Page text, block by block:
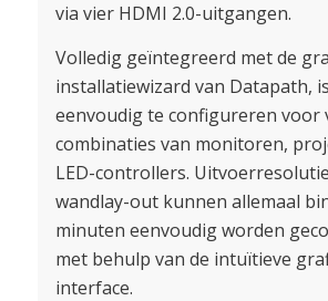
via vier HDMI 2.0-uitgangen.
Volledig geïntegreerd met de
installatiewizard van Datapath,
eenvoudig te configureren voor
combinaties van monitoren,
LED-controllers.
wandlay-out kunnen allemaal
minuten eenvoudig worden
met behulp van de intuïtieve
interface.